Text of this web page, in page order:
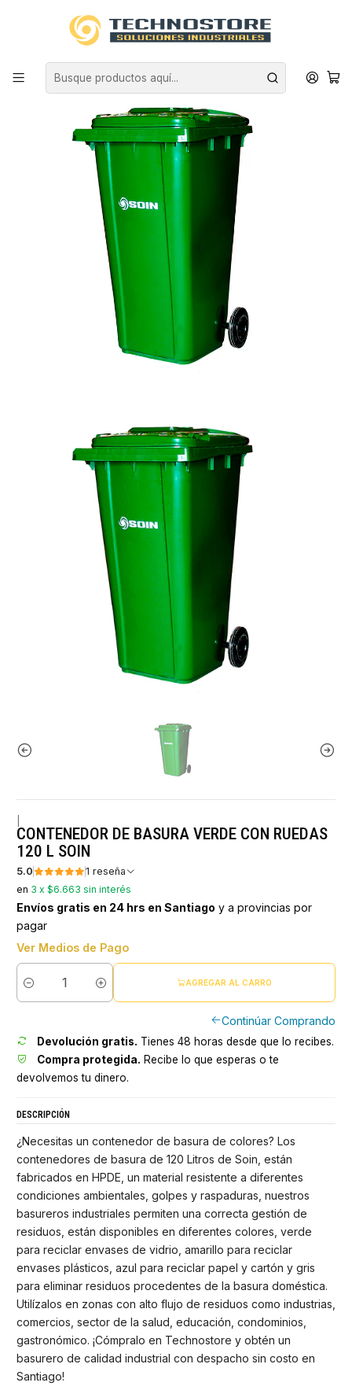
Inicio
CONTENEDORES DE BASURA
CONTENEDOR DE BASURA VERDE CON RUEDAS 120 L SOIN
CONTENEDOR DE BASURA VERDE CON RUEDAS
120 L SOIN
5.0
1 reseña
en 3 x $6.663 sin interés
Envíos gratis en 24 hrs en Santiago y a provincias por
pagar
Ver Medios de Pago
Cantidad
AGREGAR AL CARRO
Continúar Comprando
Devolución gratis. Tienes 48 horas desde que lo recibes.
Compra protegida. Recibe lo que esperas o te
devolvemos tu dinero.
DESCRIPCIÓN
¿Necesitas un contenedor de basura de colores? Los
contenedores de basura de 120 Litros de Soin, están
fabricados en HPDE, un material resistente a diferentes
condiciones ambientales, golpes y raspaduras, nuestros
basureros industriales permiten una correcta gestión de
residuos, están disponibles en diferentes colores, verde
para reciclar envases de vidrio, amarillo para reciclar
envases plásticos, azul para reciclar papel y cartón y gris
para eliminar residuos procedentes de la basura doméstica.
Utilízalos en zonas con alto flujo de residuos como industrias,
comercios, sector de la salud, educación, condominios,
gastronómico. ¡Cómpralo en Technostore y obtén un
basurero de calidad industrial con despacho sin costo en
Santiago!